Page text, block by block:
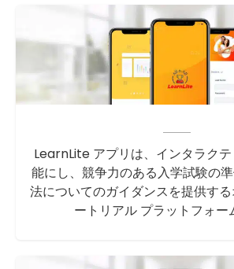
LearnLite アプリは、インタラク
能にし、競争力のある入学試験の
法についてのガイダンスを提供す
ートリアル プラットフォー